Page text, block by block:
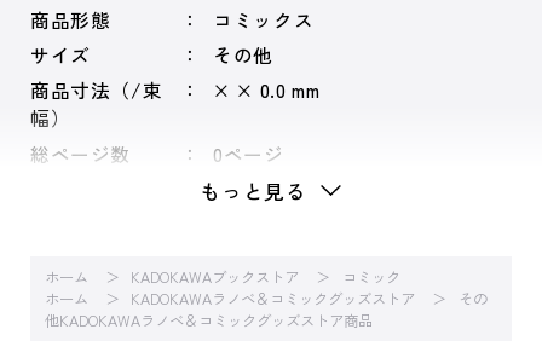
商品形態
コミックス
サイズ
その他
商品寸法（/束
幅）
× × 0.0 mm
総ページ数 0ページ
もっと見る
ホーム KADOKAWAブックストア
コミック
ホーム
KADOKAWAラノベ＆コミックグッズストア
その
他KADOKAWAラノベ＆コミックグッズストア商品